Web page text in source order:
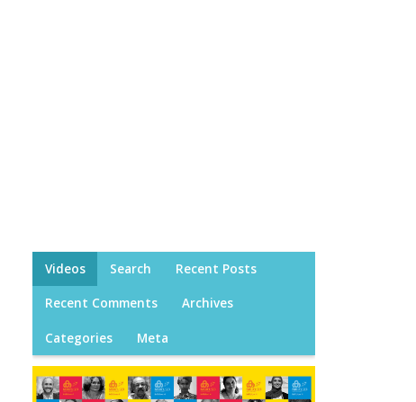
Videos Search Recent Posts
Recent Comments Archives
Categories Meta